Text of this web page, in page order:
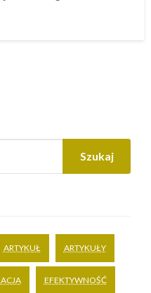
Szukaj
ARTYKUŁ ARTYKUŁY
EFEKTYWNOŚĆ